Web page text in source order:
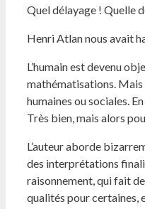
Quel délayage ! Quelle
Henri Atlan nous avait
L’humain est devenu
mathématisations. Mais
humaines ou sociales.
Très bien, mais alors
L’auteur aborde
des interprétations
raisonnement, qui fait
qualités pour certaines,